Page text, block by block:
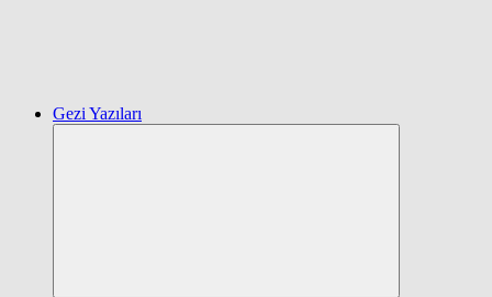
Gezi Yazıları